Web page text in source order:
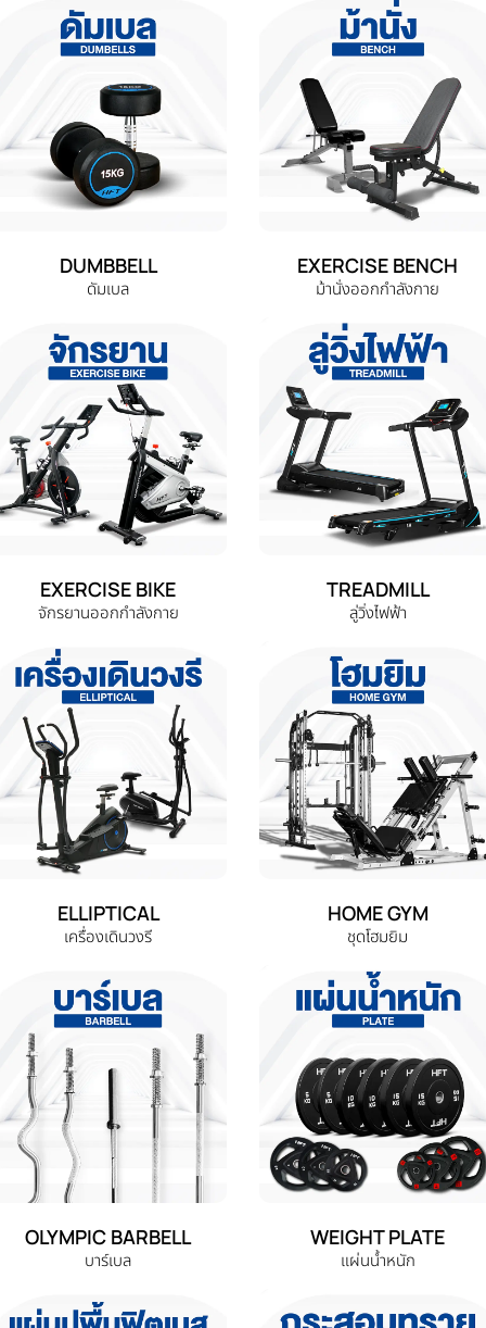
DUMBBELL
ดัมเบล
EXERCISE BENCH
ม้านั่งออกกำลังกาย
EXERCISE BIKE
จักรยานออกกำลังกาย
TREADMILL
ลู่วิ่งไฟฟ้า
ELLIPTICAL
เครื่องเดินวงรี
HOME GYM
ชุดโฮมยิม
OLYMPIC BARBELL
บาร์เบล
WEIGHT PLATE
แผ่นน้ำหนัก